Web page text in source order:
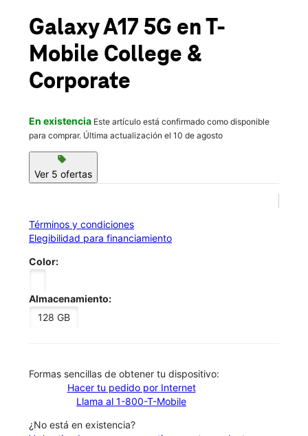
location_on
5160 Corporate Blvd Baton Rouge, LA 70808
Galaxy A17 5G en T-
Mobile College &
Corporate
En existencia Este artículo está confirmado como disponible
para comprar. Última actualización el 10 de agosto
sell
Ver 5 ofertas
Términos y condiciones
Elegibilidad para financiamiento
Color:
Almacenamiento:
128 GB
​​​​​​​Formas sencillas de obtener tu dispositivo:
Hacer tu pedido por Internet
Llama al 1-800-T-Mobile
¿No está en existencia?